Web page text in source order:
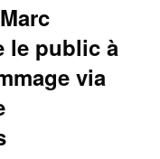
le public à
via